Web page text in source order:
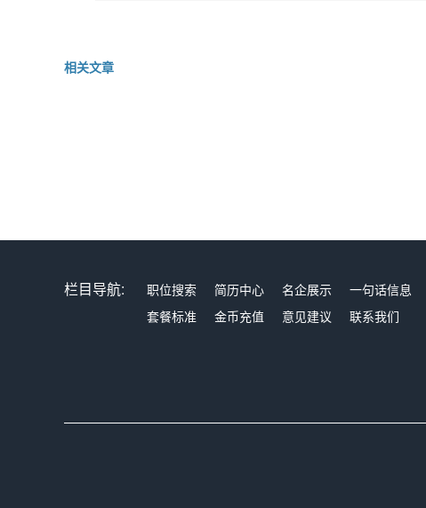
相关文章
栏目导航: 职位搜索 简历中心 名企展示 一句话信息
套餐标准
金币充值 意见建议 联系我们